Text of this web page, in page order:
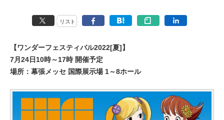
リスト
【ワンダーフェスティバル2022[夏]】
7月24日10時～17時 開催予定
場所：幕張メッセ 国際展示場 1～8ホール